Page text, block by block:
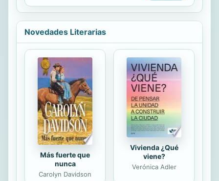
expertos del mundo, ha escrito una
deslumbrante guía que cambiará para
siempre la manera en que miramos el
nenúfares de Monet hasta los
girasoles de Van Gogh, pasando por
las latas de sopa de Warhol y los
tiburones en formol de Hirst, este
libro nos descubre la historia que
hay detrás de las obras, las personas
que hay detrás de los artistas y la...
Novedades Literarias
Más fuerte que
nunca
Carolyn Davidson
Vivienda ¿Qué
viene?
Verónica Adler